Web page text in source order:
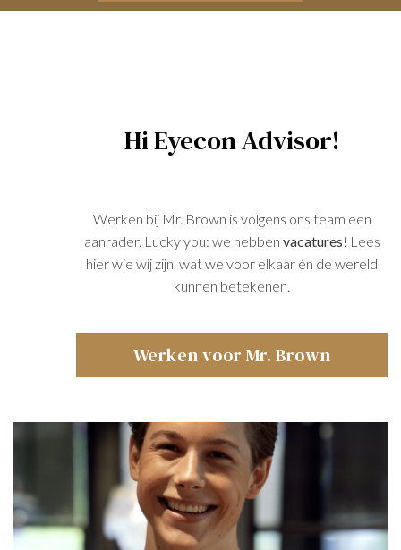
Hi Eyecon Advisor!
Werken bij Mr. Brown is volgens ons team een
aanrader. Lucky you: we hebben vacatures! Lees
hier wie wij zijn, wat we voor elkaar én de wereld
kunnen betekenen.
Werken voor Mr. Brown